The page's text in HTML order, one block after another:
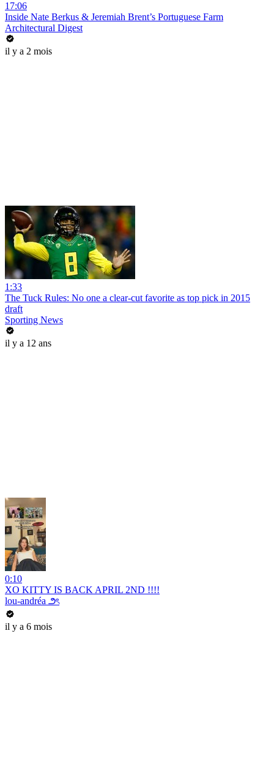
17:06
Inside Nate Berkus & Jeremiah Brent’s Portuguese Farm
Architectural Digest
il y a 2 mois
1:33
The Tuck Rules: No one a clear-cut favorite as top pick in 2015
draft
Sporting News
il y a 12 ans
0:10
XO KITTY IS BACK APRIL 2ND !!!!
lou-andréa ౨ৎ
il y a 6 mois